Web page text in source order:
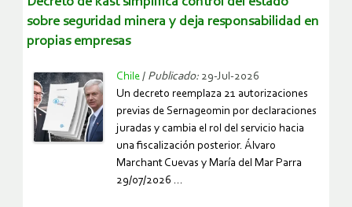
informe-
lama-
rescate-
trabajadores-
aislados-
sobre seguridad minera y deja responsabilidad en
propias empresas
Chile / Publicado: 29-Jul-2026
Un decreto reemplaza 21 autorizaciones
previas de Sernageomin por declaraciones
juradas y cambia el rol del servicio hacia
una fiscalización posterior. Álvaro
Marchant Cuevas y María del Mar Parra
29/07/2026 ...